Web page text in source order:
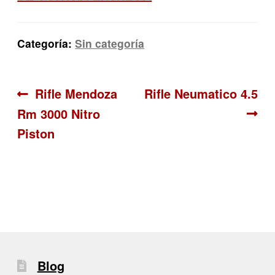
Categoría:Sin categoría
Navegación
de
Anterior:
Rifle Mendoza
Rm 3000 Nitro
Piston
Siguiente:
Rifle Neumatico 4.5
Blog